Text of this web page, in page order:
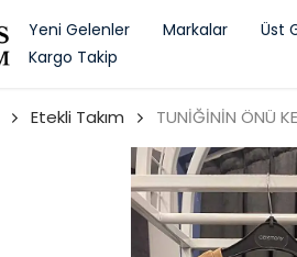
Yeni Gelenler Markalar Üst
Kargo Takip
Etekli Takım TUNİĞİNİN ÖNÜ